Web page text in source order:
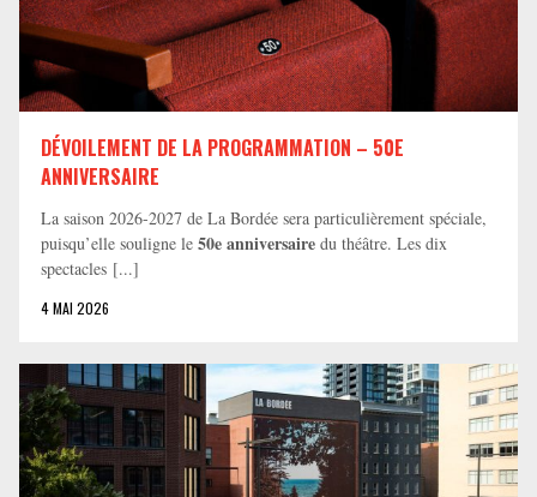
DÉVOILEMENT DE LA PROGRAMMATION – 50E
ANNIVERSAIRE
La saison 2026-2027 de La Bordée sera particulièrement spéciale,
puisqu’elle souligne le 50e anniversaire du théâtre. Les dix
spectacles [...]
4 MAI 2026